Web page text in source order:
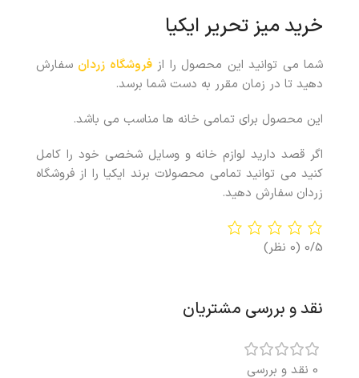
خرید میز تحریر ایکیا
شما می توانید این محصول را ازفروشگاه زردان سفارش
دهید تا در زمان مقرر به دست شما برسد.
این محصول برای تمامی خانه ها مناسب می باشد.
اگر قصد دارید لوازم خانه و وسایل شخصی خود را کامل
کنید می توانید تمامی محصولات برند ایکیا را از فروشگاه
زردان سفارش دهید.
0/5 (0 نظر)
نقد و بررسی مشتریان
0 نقد و بررسی